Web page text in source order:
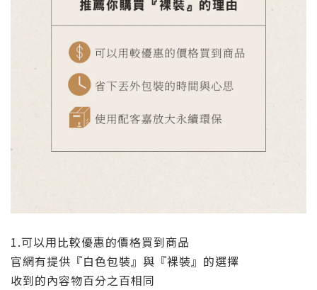
1.可以用比較優惠的價格買到商品
官網有提供『白色包裝』與『裸裝』的選擇
收到的內容物百分之百相同